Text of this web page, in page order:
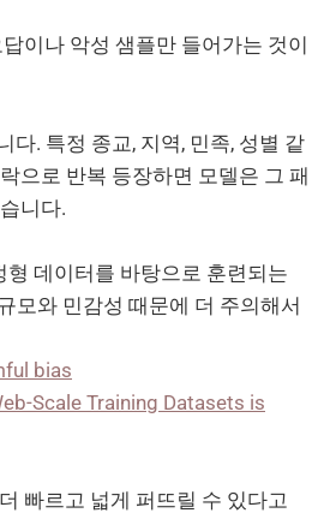
이나 악성 샘플만 들어가는 것이
다. 특정 종교, 지역, 민족, 성별 같
으로 반복 등장하면 모델은 그 패
니다.
형 데이터를 바탕으로 훈련되는
모와 민감성 때문에 더 주의해서
bias
Scale Training Datasets is
빠르고 넓게 퍼뜨릴 수 있다고